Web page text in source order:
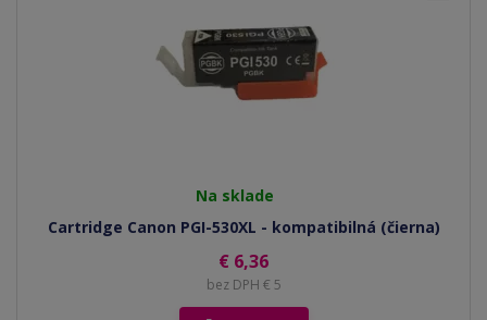
Na sklade
Cartridge Canon PGI-530XL - kompatibilná (čierna)
€ 6,36
bez DPH € 5